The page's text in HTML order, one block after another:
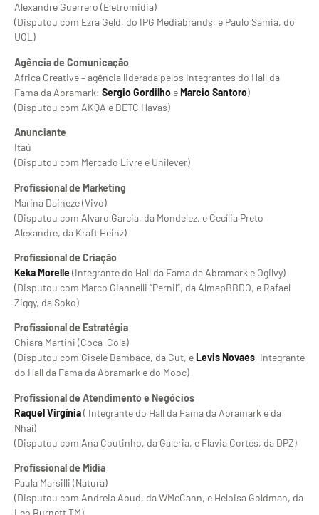
Alexandre Guerrero (Eletromidia)
(Disputou com Ezra Geld, do IPG Mediabrands, e Paulo Samia, do
UOL)
Agência de Comunicação
Africa Creative – agência liderada pelos Integrantes do Hall da
Fama da Abramark: Sergio Gordilho eMarcio Santoro)
(Disputou com AKQA e BETC Havas)
Anunciante
Itaú
(Disputou com Mercado Livre e Unilever)
Profissional de Marketing
Marina Daineze (Vivo)
(Disputou com Alvaro Garcia, da Mondelez, e Cecília Preto
Alexandre, da Kraft Heinz)
Profissional de Criação
Keka Morelle (Integrante do Hall da Fama da Abramark e Ogilvy)
(Disputou com Marco Giannelli “Pernil”, da AlmapBBDO, e Rafael
Ziggy, da Soko)
Profissional de Estratégia
Chiara Martini (Coca-Cola)
(Disputou com Gisele Bambace, da Gut, eLevis Novaes, Integrante
do Hall da Fama da Abramark e do Mooc)
Profissional de Atendimento e Negócios
Raquel Virgínia( Integrante do Hall da Fama da Abramark e da
Nhaí)
(Disputou com Ana Coutinho, da Galeria, e Flavia Cortes, da DPZ)
Profissional de Mídia
Paula Marsilli (Natura)
(Disputou com Andreia Abud, da WMcCann, e Heloisa Goldman, da
Leo Burnett TM)